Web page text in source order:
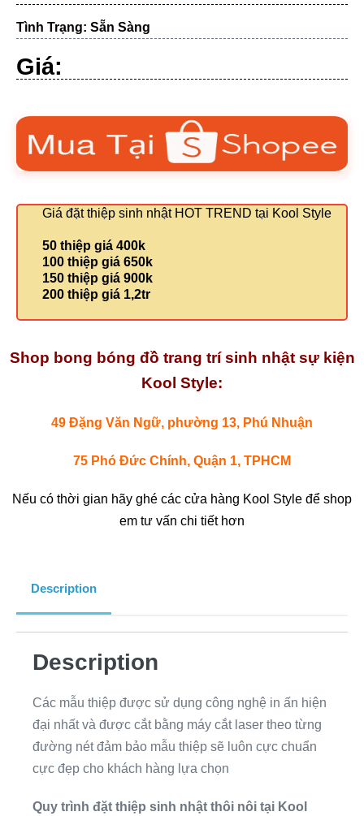
Tình Trạng: Sẵn Sàng
Giá:
Giá đặt thiệp sinh nhật HOT TREND tại Kool Style
50 thiệp giá 400k
100 thiệp giá 650k
150 thiệp giá 900k
200 thiệp giá 1,2tr
Shop bong bóng đồ trang trí sinh nhật sự kiện
Kool Style:
49 Đặng Văn Ngữ, phường 13, Phú Nhuận
75 Phó Đức Chính, Quận 1, TPHCM
Nếu có thời gian hãy ghé các cửa hàng Kool Style để shop
em tư vấn chi tiết hơn
Description
Description
Các mẫu thiệp được sử dụng công nghệ in ấn hiện
đại nhất và được cắt bằng máy cắt laser theo từng
đường nét đảm bảo mẫu thiệp sẽ luôn cực chuẩn
cực đẹp cho khách hàng lựa chọn
Quy trình đặt thiệp sinh nhật thôi nôi tại Kool